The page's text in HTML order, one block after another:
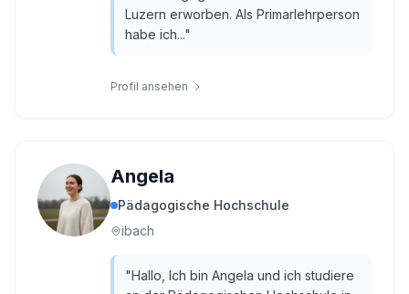
Luzern erworben. Als Primarlehrperson
habe ich..."
Profil ansehen
Angela
Pädagogische Hochschule
ibach
"Hallo, Ich bin Angela und ich studiere